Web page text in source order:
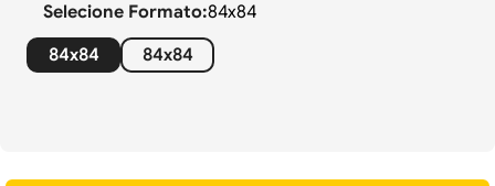
Selecione Formato:84x84
84x84
84x84